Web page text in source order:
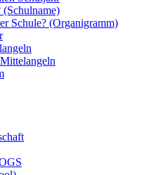
(Schulname)
Schule? (Organigramm)